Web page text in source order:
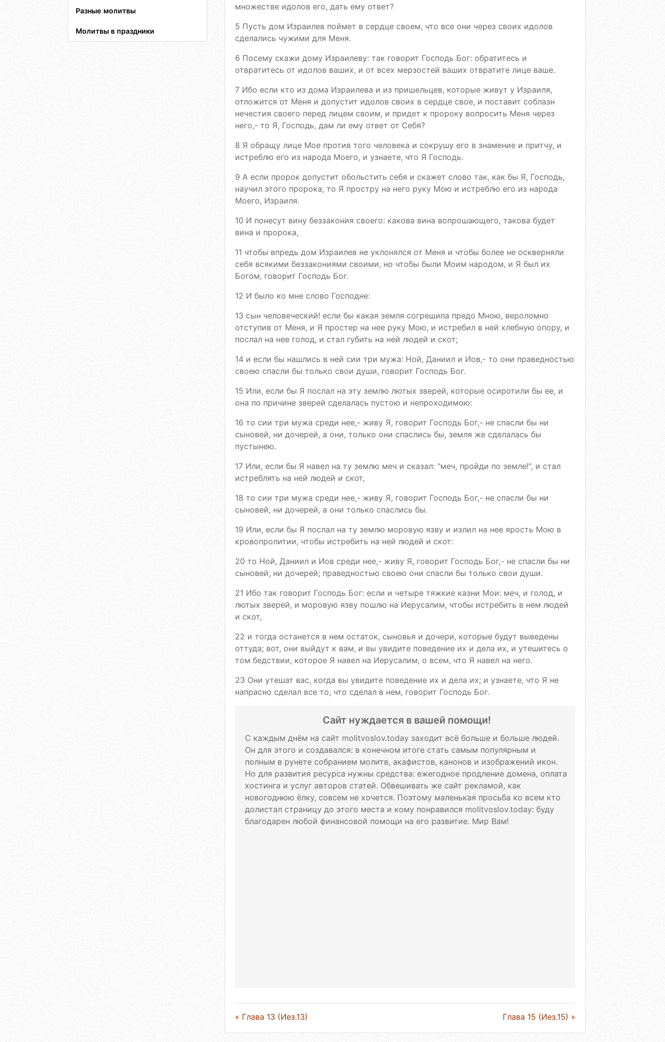
Разные молитвы
Молитвы в праздники
множестве идолов его, дать ему ответ?
5 Пусть дом Израилев поймет в сердце своем, что все они через своих идолов
сделались чужими для Меня.
6 Посему скажи дому Израилеву: так говорит Господь Бог: обратитесь и
отвратитесь от идолов ваших, и от всех мерзостей ваших отвратите лице ваше.
7 Ибо если кто из дома Израилева и из пришельцев, которые живут у Израиля,
отложится от Меня и допустит идолов своих в сердце свое, и поставит соблазн
нечестия своего перед лицем своим, и придет к пророку вопросить Меня через
него,- то Я, Господь, дам ли ему ответ от Себя?
8 Я обращу лице Мое против того человека и сокрушу его в знамение и притчу, и
истреблю его из народа Моего, и узнаете, что Я Господь.
9 А если пророк допустит обольстить себя и скажет слово так, как бы Я, Господь,
научил этого пророка, то Я простру на него руку Мою и истреблю его из народа
Моего, Израиля.
10 И понесут вину беззакония своего: какова вина вопрошающего, такова будет
вина и пророка,
11 чтобы впредь дом Израилев не уклонялся от Меня и чтобы более не оскверняли
себя всякими беззакониями своими, но чтобы были Моим народом, и Я был их
Богом, говорит Господь Бог.
12 И было ко мне слово Господне:
13 сын человеческий! если бы какая земля согрешила предо Мною, вероломно
отступив от Меня, и Я простер на нее руку Мою, и истребил в ней хлебную опору, и
послал на нее голод, и стал губить на ней людей и скот;
14 и если бы нашлись в ней сии три мужа: Ной, Даниил и Иов,- то они праведностью
своею спасли бы только свои души, говорит Господь Бог.
15 Или, если бы Я послал на эту землю лютых зверей, которые осиротили бы ее, и
она по причине зверей сделалась пустою и непроходимою:
16 то сии три мужа среди нее,- живу Я, говорит Господь Бог,- не спасли бы ни
сыновей, ни дочерей, а они, только они спаслись бы, земля же сделалась бы
пустынею.
17 Или, если бы Я навел на ту землю меч и сказал: "меч, пройди по земле!", и стал
истреблять на ней людей и скот,
18 то сии три мужа среди нее,- живу Я, говорит Господь Бог,- не спасли бы ни
сыновей, ни дочерей, а они только спаслись бы.
19 Или, если бы Я послал на ту землю моровую язву и излил на нее ярость Мою в
кровопролитии, чтобы истребить на ней людей и скот:
20 то Ной, Даниил и Иов среди нее,- живу Я, говорит Господь Бог,- не спасли бы ни
сыновей, ни дочерей; праведностью своею они спасли бы только свои души.
21 Ибо так говорит Господь Бог: если и четыре тяжкие казни Мои: меч, и голод, и
лютых зверей, и моровую язву пошлю на Иерусалим, чтобы истребить в нем людей
и скот,
22 и тогда останется в нем остаток, сыновья и дочери, которые будут выведены
оттуда; вот, они выйдут к вам, и вы увидите поведение их и дела их, и утешитесь о
том бедствии, которое Я навел на Иерусалим, о всем, что Я навел на него.
23 Они утешат вас, когда вы увидите поведение их и дела их; и узнаете, что Я не
напрасно сделал все то, что сделал в нем, говорит Господь Бог.
Сайт нуждается в вашей помощи!
С каждым днём на сайт molitvoslov.today заходит всё больше и больше людей.
Он для этого и создавался: в конечном итоге стать самым популярным и
полным в рунете собранием молитв, акафистов, канонов и изображений икон.
Но для развития ресурса нужны средства: ежегодное продление домена, оплата
хостинга и услуг авторов статей. Обвешивать же сайт рекламой, как
новогоднюю ёлку, совсем не хочется. Поэтому маленькая просьба ко всем кто
долистал страницу до этого места и кому понравился molitvoslov.today: буду
благодарен любой финансовой помощи на его развитие. Мир Вам!
« Глава 13 (Иез.13) Глава 15 (Иез.15) »